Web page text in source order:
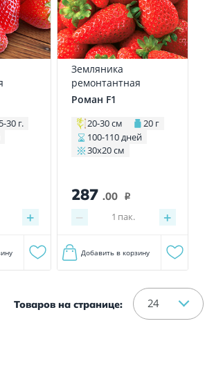
30 г.
+
Земляника
ремонтантная
Роман F1
20-30 см
20 г
100-110 дней
30х20 см
287 .00 i
− +
1 пак.
Добавить в корзину
Товаров на странице: 24